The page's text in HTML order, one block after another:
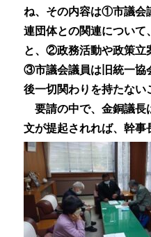
ね、 その内容は①市議会
連団体との関連について
と、②政務活動や政策立
③市議会議員は旧統一協
後一切関わりを持たない
要請の中で、金銅議長
文が提起されれば、幹事